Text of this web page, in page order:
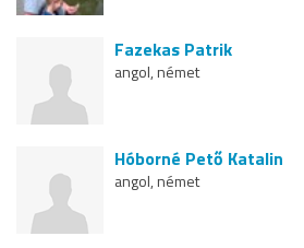
Fazekas Patrik
angol, német
Hóborné Pető Katalin
angol, német